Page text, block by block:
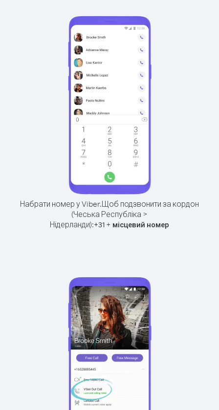
Набрати номер у Viber.Щоб подзвонити за кордон
(Чеська Республіка >
Нідерланди):+31 + місцевий номер